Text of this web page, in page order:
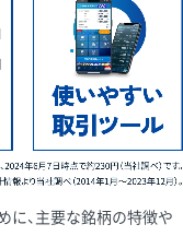
に、主要な銘柄の特徴や